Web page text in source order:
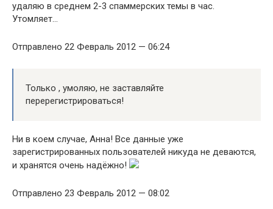
удаляю в среднем 2-3 спаммерских темы в час.
Утомляет…
Отправлено 22 Февраль 2012 — 06:24
Только , умоляю, не заставляйте
перерегистрироваться!
Ни в коем случае, Анна! Все данные уже
зарегистрированных пользователей никуда не деваются,
и хранятся очень надёжно!
Отправлено 23 Февраль 2012 — 08:02